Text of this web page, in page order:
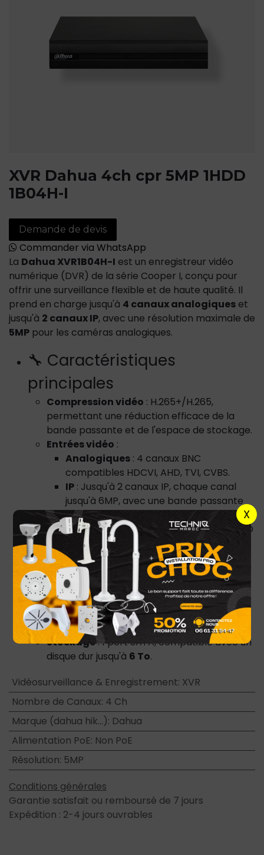
X
XVR Dahua 4ch cpr 5MP 1HDD
1B04H-I
Demande de devis
Commander via WhatsApp
La Dahua XVR1B04H-I est un enregistreur vidéo
numérique (DVR) de la série Cooper I, conçu pour
offrir une surveillance flexible et de haute qualité. Il
prend en charge jusqu'à 4 canaux analogiques et
jusqu'à 2 canaux IP, avec une résolution maximale de
5MP pour les caméras analogiques.
🔧 Caractéristiques
principales
Compression vidéo : H.265+/H.265,
permettant une réduction efficace de la
bande passante et de l'espace de stockage.
Entrées vidéo :
Analogiques : 4 canaux BNC
compatibles HDCVI, AHD, TVI, CVBS.
IP : Jusqu'à 2 canaux IP, chaque canal
jusqu'à 6MP, avec une bande passante
entrante maximale de 32 Mbps.
Détection intelligente
: Fonctionnalité SMD
Plus sur 4 canaux analogiques, permettant
une détection précise des personnes et des
véhicules, réduisant ainsi les fausses alertes
causées par des éléments tels que les
feuilles ou la pluie.
Audio: Entrée et sortie audio via RCA,
supportant les codecs G.711A, G.711U et PCM.
Stockage: 1 port SATA, compatible avec un
disque dur jusqu'à 6 To.
Vidéosurveillance & Enregistrement: XVR
Nombre de Canaux: 4 Ch
Marque (dahua hik...): Dahua
Alimentation PoE: Non PoE
Résolution: 5MP
Conditions générales
Garantie satisfait ou remboursé de 7 jours
Expédition : 2-4 jours ouvrables